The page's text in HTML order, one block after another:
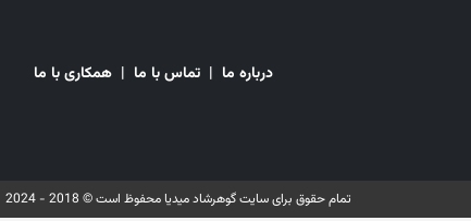
درباره ما | تماس با ما | همکاری با ما
تمام حقوق برای سایت گوهرشاد میدیا محفوظ است © 2018 - 2024